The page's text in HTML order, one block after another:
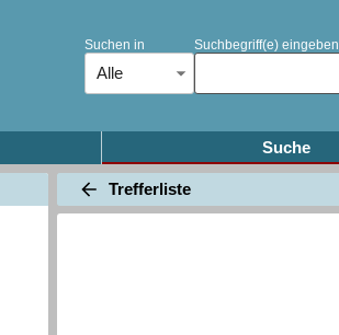
Suchen in
Alle
Suchbegriff(e) eingeben
Suche
Trefferliste